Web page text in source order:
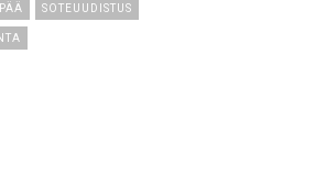
SOTEUUDISTUS